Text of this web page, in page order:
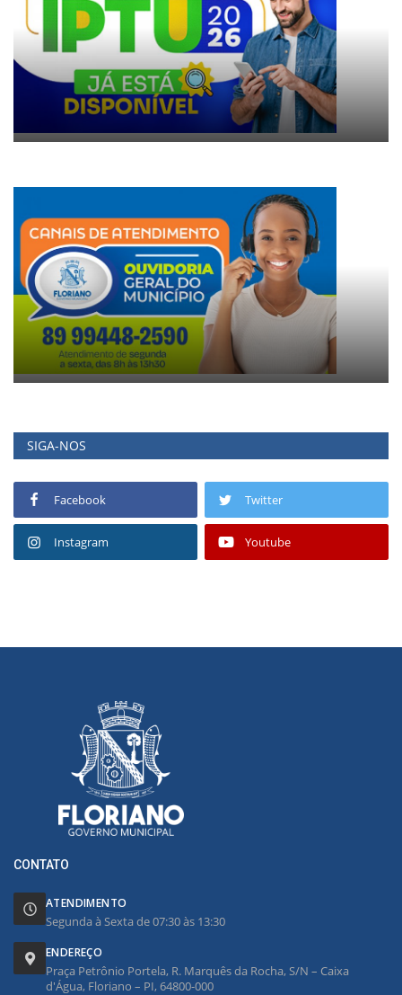
SIGA-NOS
Facebook Twitter
Instagram Youtube
CONTATO
ATENDIMENTO
Segunda à Sexta de 07:30 às 13:30
ENDEREÇO
Praça Petrônio Portela, R. Marquês da Rocha, S/N – Caixa
d'Água, Floriano – PI, 64800-000